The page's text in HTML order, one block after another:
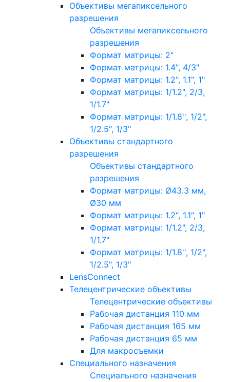
Объективы мегапиксельного
разрешения
Объективы мегапиксельного
разрешения
Формат матрицы: 2"
Формат матрицы: 1.4", 4/3"
Формат матрицы: 1.2", 1.1", 1"
Формат матрицы: 1/1.2", 2/3,
1/1.7"
Формат матрицы: 1/1.8'', 1/2",
1/2.5", 1/3"
Объективы стандартного
разрешения
Объективы стандартного
разрешения
Формат матрицы: Ø43.3 мм,
Ø30 мм
Формат матрицы: 1.2", 1.1", 1"
Формат матрицы: 1/1.2", 2/3,
1/1.7"
Формат матрицы: 1/1.8'', 1/2",
1/2.5", 1/3"
LensConnect
Телецентрические объективы
Телецентрические объективы
Рабочая дистанция 110 мм
Рабочая дистанция 165 мм
Рабочая дистанция 65 мм
Для макросъемки
Специального назначения
Специального назначения